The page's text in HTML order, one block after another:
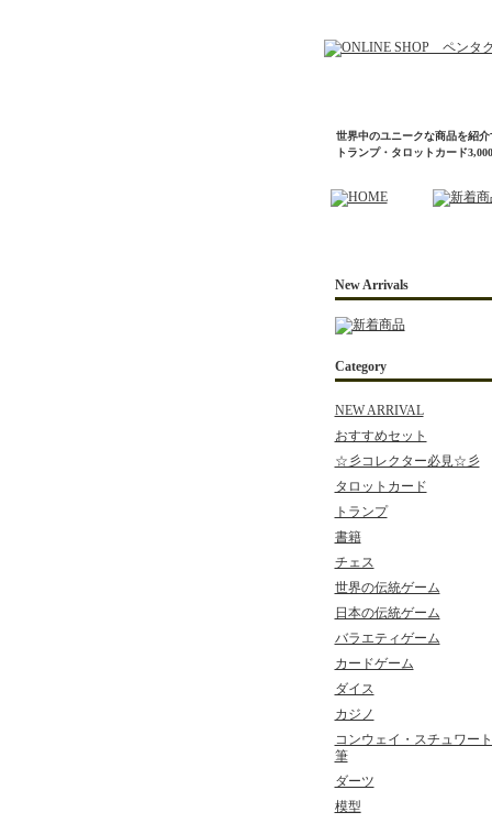
世界中のユニークな商品を紹
トランプ・タロットカード
New Arrivals
Category
NEW ARRIVAL
おすすめセット
☆彡コレクター必見☆彡
タロットカード
トランプ
書籍
チェス
世界の伝統ゲーム
日本の伝統ゲーム
バラエティゲーム
カードゲーム
ダイス
カジノ
コンウェイ・スチュワー
筆
ダーツ
模型